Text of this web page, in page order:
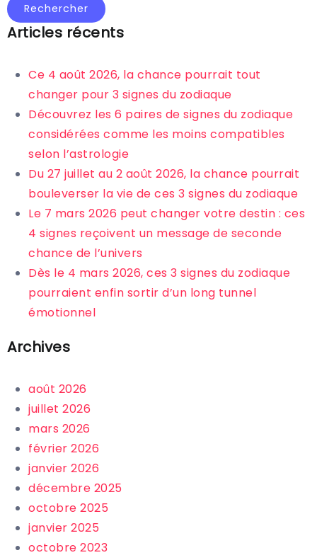
Articles récents
Ce 4 août 2026, la chance pourrait tout
changer pour 3 signes du zodiaque
Découvrez les 6 paires de signes du zodiaque
considérées comme les moins compatibles
selon l’astrologie
Du 27 juillet au 2 août 2026, la chance pourrait
bouleverser la vie de ces 3 signes du zodiaque
Le 7 mars 2026 peut changer votre destin : ces
4 signes reçoivent un message de seconde
chance de l’univers
Dès le 4 mars 2026, ces 3 signes du zodiaque
pourraient enfin sortir d’un long tunnel
émotionnel
Archives
août 2026
juillet 2026
mars 2026
février 2026
janvier 2026
décembre 2025
octobre 2025
janvier 2025
octobre 2023